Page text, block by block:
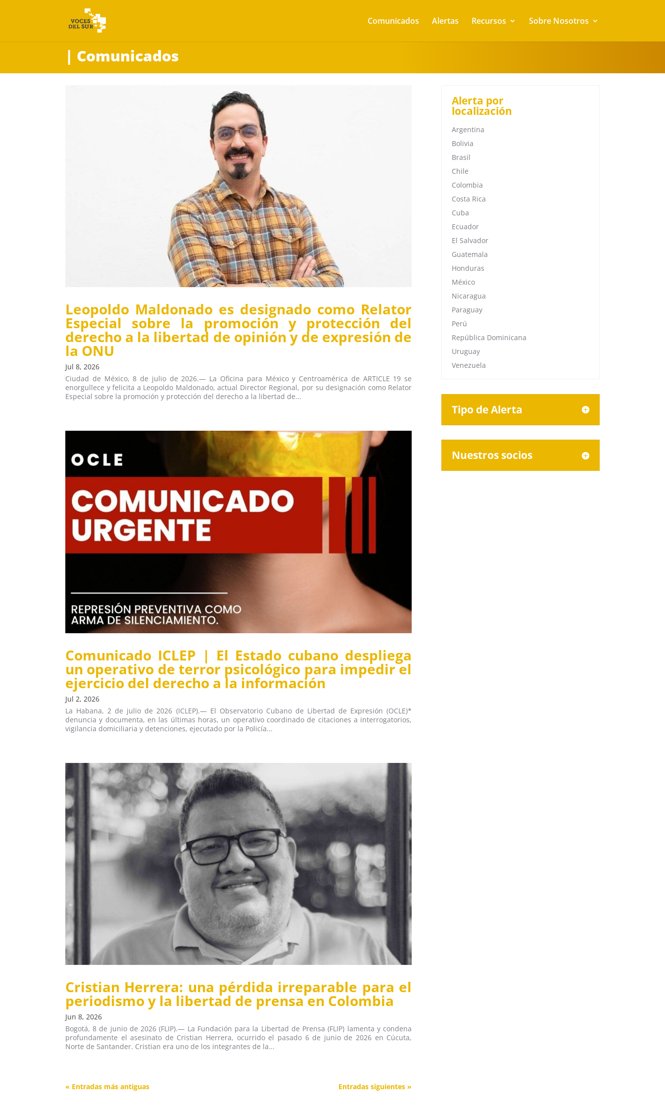
Comunicados Alertas Recursos Sobre Nosotros
| Comunicados
Leopoldo Maldonado es designado como Relator
Especial sobre la promoción y protección del
derecho a la libertad de opinión y de expresión de
la ONU
Jul 8, 2026
Ciudad de México, 8 de julio de 2026.— La Oficina para México y Centroamérica de ARTICLE 19 se
enorgullece y felicita a Leopoldo Maldonado, actual Director Regional, por su designación como Relator
Especial sobre la promoción y protección del derecho a la libertad de...
Comunicado ICLEP | El Estado cubano despliega
un operativo de terror psicológico para impedir el
ejercicio del derecho a la información
Jul 2, 2026
La Habana, 2 de julio de 2026 (ICLEP).— El Observatorio Cubano de Libertad de Expresión (OCLE)*
denuncia y documenta, en las últimas horas, un operativo coordinado de citaciones a interrogatorios,
vigilancia domiciliaria y detenciones, ejecutado por la Policía...
Cristian Herrera: una pérdida irreparable para el
periodismo y la libertad de prensa en Colombia
Jun 8, 2026
Bogotá, 8 de junio de 2026 (FLIP).— La Fundación para la Libertad de Prensa (FLIP) lamenta y condena
profundamente el asesinato de Cristian Herrera, ocurrido el pasado 6 de junio de 2026 en Cúcuta,
Norte de Santander. Cristian era uno de los integrantes de la...
« Entradas más antiguas Entradas siguientes »
Alerta por
localización
Argentina
Bolivia
Brasil
Chile
Colombia
Costa Rica
Cuba
Ecuador
El Salvador
Guatemala
Honduras
México
Nicaragua
Paraguay
Perú
República Dominicana
Uruguay
Venezuela
Tipo de Alerta
Nuestros socios